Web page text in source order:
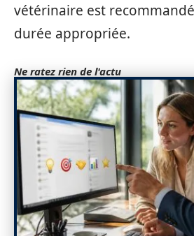
vétérinaire est
durée appropriée.
Ne ratez rien de l'actu